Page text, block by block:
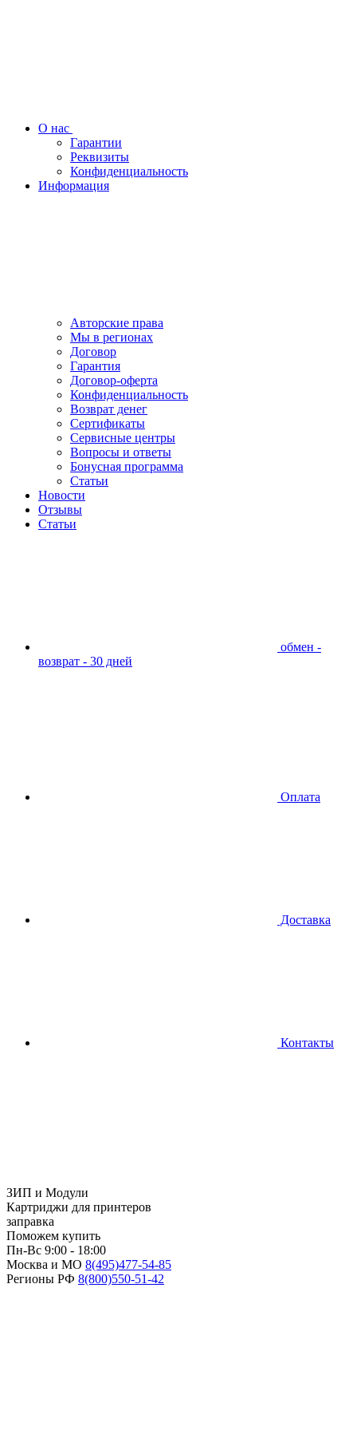
О нас
Гарантии
Реквизиты
Конфиденциальность
Информация
Авторские права
Мы в регионах
Договор
Гарантия
Договор-оферта
Конфиденциальность
Возврат денег
Сертификаты
Сервисные центры
Вопросы и ответы
Бонусная программа
Статьи
Новости
Отзывы
Статьи
обмен -
возврат - 30 дней
Оплата
Доставка
Контакты
ЗИП и Модули
Картриджи для принтеров
заправка
Поможем купить
Пн-Вс 9:00 - 18:00
Москва и МО 8(495)477-54-85
Регионы РФ 8(800)550-51-42